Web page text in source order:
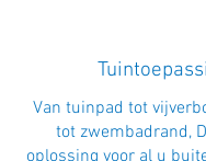
Van tuinpad tot
tot zwembadrand,
oplossing voor al u